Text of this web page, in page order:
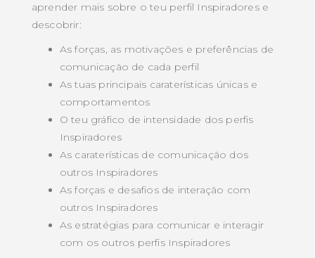
aprender mais sobre o teu perfil Inspiradores e
descobrir:
As forças, as motivações e preferências de
comunicação de cada perfil
As tuas principais caraterísticas únicas e
comportamentos
O teu gráfico de intensidade dos perfis
Inspiradores
As caraterísticas de comunicação dos
outros Inspiradores
As forças e desafios de interação com
outros Inspiradores
As estratégias para comunicar e interagir
com os outros perfis Inspiradores